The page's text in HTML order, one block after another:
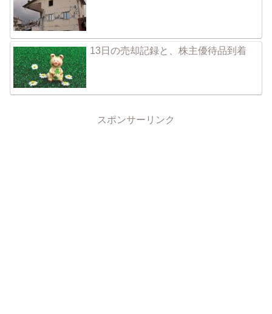
13日の売却記録と、株主優待品到着
スポンサーリンク